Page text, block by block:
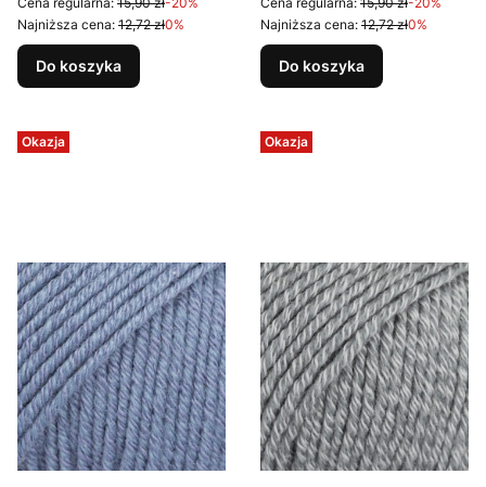
Najniższa cena: 12,72 zł0%
Do koszyka
Najniższa cena: 12,72 zł0%
Do koszyka
Okazja Okazja